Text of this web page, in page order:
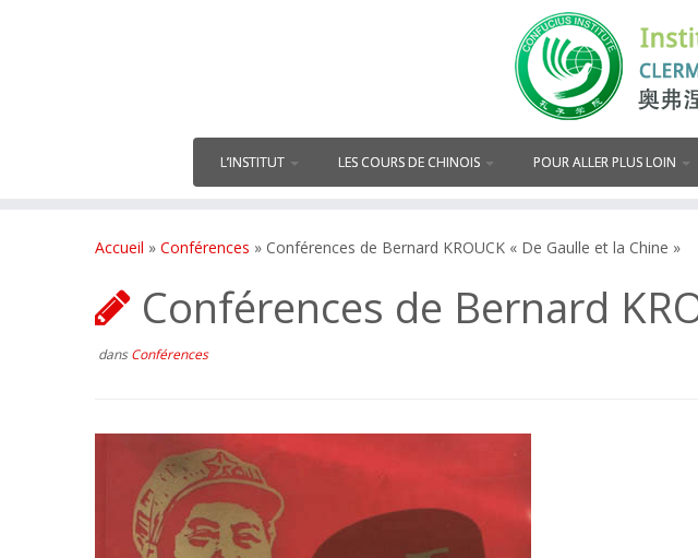
L’INSTITUT LES COURS DE CHINOIS POUR ALLER PLUS LOIN
Accueil » Conférences » Conférences de Bernard KROUCK « De Gaulle et la Chine »
Conférences de Bernard
dansConférences